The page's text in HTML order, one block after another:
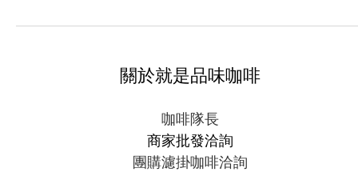
關於就是品味咖啡
咖啡隊長
商家批發洽詢
團購濾掛咖啡洽詢